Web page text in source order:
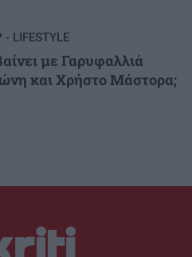
- LIFESTYLE
με Γαρυφαλλιά
και Χρήστο Μάστορα;